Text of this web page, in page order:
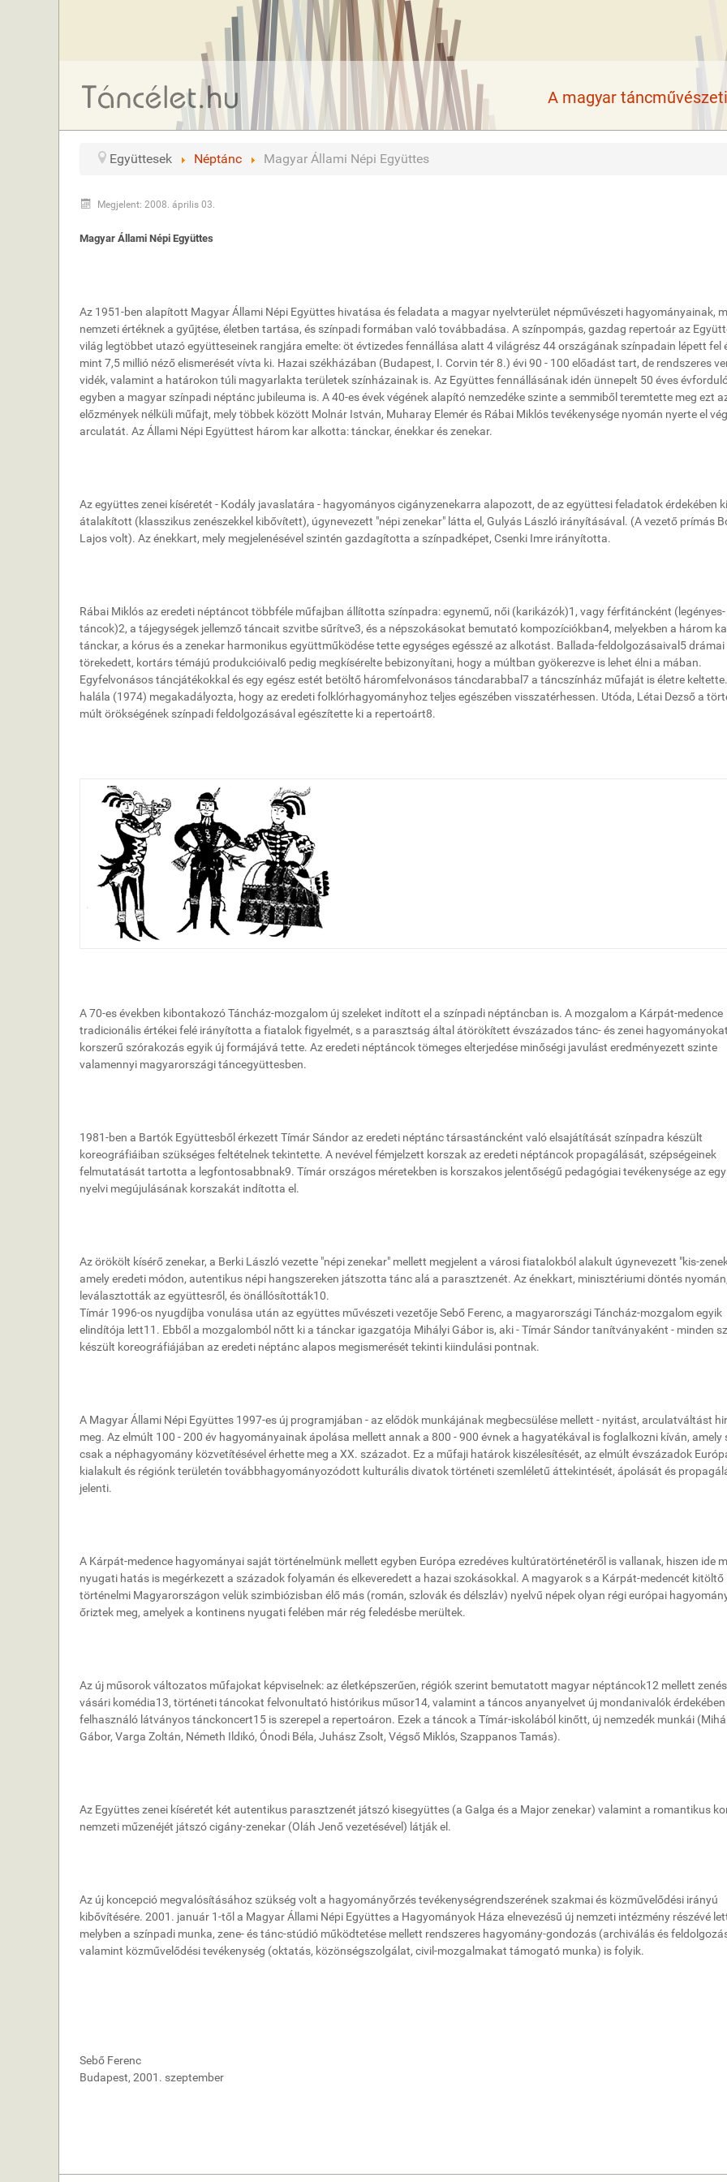
A magyar
Együttesek Néptánc Magyar Állami Népi Együttes
Megjelent: 2008. április 03.
Magyar Állami Népi Együttes
Az 1951-ben alapított Magyar Állami Népi Együttes hivatása és feladata a magyar nyelvterület népművészeti hagyományainak,
nemzeti értéknek a gyűjtése, életben tartása, és színpadi formában való továbbadása. A színpompás, gazdag repertoár az
világ legtöbbet utazó együtteseinek rangjára emelte: öt évtizedes fennállása alatt 4 világrész 44 országának színpadain lépett fel
mint 7,5 millió néző elismerését vívta ki. Hazai székházában (Budapest, I. Corvin tér 8.) évi 90 - 100 előadást tart, de rendszeres
vidék, valamint a határokon túli magyarlakta területek színházainak is. Az Együttes fennállásának idén ünnepelt 50 éves
egyben a magyar színpadi néptánc jubileuma is. A 40-es évek végének alapító nemzedéke szinte a semmiből teremtette meg ezt
előzmények nélküli műfajt, mely többek között Molnár István, Muharay Elemér és Rábai Miklós tevékenysége nyomán nyerte el
arculatát. Az Állami Népi Együttest három kar alkotta: tánckar, énekkar és zenekar.
Az együttes zenei kíséretét - Kodály javaslatára - hagyományos cigányzenekarra alapozott, de az együttesi feladatok érdekében
átalakított (klasszikus zenészekkel kibővített), úgynevezett "népi zenekar" látta el, Gulyás László irányításával. (A vezető prímás
Lajos volt). Az énekkart, mely megjelenésével szintén gazdagította a színpadképet, Csenki Imre irányította.
Rábai Miklós az eredeti néptáncot többféle műfajban állította színpadra: egynemű, női (karikázók)1, vagy férfitáncként (legényes-
táncok)2, a tájegységek jellemző táncait szvitbe sűrítve3, és a népszokásokat bemutató kompozíciókban4, melyekben a három
tánckar, a kórus és a zenekar harmonikus együttműködése tette egységes egésszé az alkotást. Ballada-feldolgozásaival5
törekedett, kortárs témájú produkcióival6 pedig megkísérelte bebizonyítani, hogy a múltban gyökerezve is lehet élni a mában.
Egyfelvonásos táncjátékokkal és egy egész estét betöltő háromfelvonásos táncdarabbal7 a táncszínház műfaját is életre
halála (1974) megakadályozta, hogy az eredeti folklórhagyományhoz teljes egészében visszatérhessen. Utóda, Létai Dezső a
múlt örökségének színpadi feldolgozásával egészítette ki a repertoárt8.
A 70-es években kibontakozó Táncház-mozgalom új szeleket indított el a színpadi néptáncban is. A mozgalom a Kárpát-medence
tradicionális értékei felé irányította a fiatalok figyelmét, s a parasztság által átörökített évszázados tánc- és zenei
korszerű szórakozás egyik új formájává tette. Az eredeti néptáncok tömeges elterjedése minőségi javulást eredményezett szinte
valamennyi magyarországi táncegyüttesben.
1981-ben a Bartók Együttesből érkezett Tímár Sándor az eredeti néptánc társastáncként való elsajátítását színpadra készült
koreográfiáiban szükséges feltételnek tekintette. A nevével fémjelzett korszak az eredeti néptáncok propagálását, szépségeinek
felmutatását tartotta a legfontosabbnak9. Tímár országos méretekben is korszakos jelentőségű pedagógiai tevékenysége az
nyelvi megújulásának korszakát indította el.
Az örökölt kísérő zenekar, a Berki László vezette "népi zenekar" mellett megjelent a városi fiatalokból alakult úgynevezett "kis-
amely eredeti módon, autentikus népi hangszereken játszotta tánc alá a parasztzenét. Az énekkart, minisztériumi döntés
leválasztották az együttesről, és önállósították10.
Tímár 1996-os nyugdíjba vonulása után az együttes művészeti vezetője Sebő Ferenc, a magyarországi Táncház-mozgalom egyik
elindítója lett11. Ebből a mozgalomból nőtt ki a tánckar igazgatója Mihályi Gábor is, aki - Tímár Sándor tanítványaként - minden
készült koreográfiájában az eredeti néptánc alapos megismerését tekinti kiindulási pontnak.
A Magyar Állami Népi Együttes 1997-es új programjában - az elődök munkájának megbecsülése mellett - nyitást, arculatváltást
meg. Az elmúlt 100 - 200 év hagyományainak ápolása mellett annak a 800 - 900 évnek a hagyatékával is foglalkozni kíván, amely
csak a néphagyomány közvetítésével érhette meg a XX. századot. Ez a műfaji határok kiszélesítését, az elmúlt évszázadok
kialakult és régiónk területén továbbhagyományozódott kulturális divatok történeti szemléletű áttekintését, ápolását és
jelenti.
A Kárpát-medence hagyományai saját történelmünk mellett egyben Európa ezredéves kultúratörténetéről is vallanak, hiszen ide
nyugati hatás is megérkezett a századok folyamán és elkeveredett a hazai szokásokkal. A magyarok s a Kárpát-medencét kitöltő
történelmi Magyarországon velük szimbiózisban élő más (román, szlovák és délszláv) nyelvű népek olyan régi európai
őriztek meg, amelyek a kontinens nyugati felében már rég feledésbe merültek.
Az új műsorok változatos műfajokat képviselnek: az életképszerűen, régiók szerint bemutatott magyar néptáncok12 mellett
vásári komédia13, történeti táncokat felvonultató histórikus műsor14, valamint a táncos anyanyelvet új mondanivalók érdekében
felhasználó látványos tánckoncert15 is szerepel a repertoáron. Ezek a táncok a Tímár-iskolából kinőtt, új nemzedék munkái
Gábor, Varga Zoltán, Németh Ildikó, Ónodi Béla, Juhász Zsolt, Végső Miklós, Szappanos Tamás).
Az Együttes zenei kíséretét két autentikus parasztzenét játszó kisegyüttes (a Galga és a Major zenekar) valamint a romantikus
nemzeti műzenéjét játszó cigány-zenekar (Oláh Jenő vezetésével) látják el.
Az új koncepció megvalósításához szükség volt a hagyományőrzés tevékenységrendszerének szakmai és közművelődési irányú
kibővítésére. 2001. január 1-től a Magyar Állami Népi Együttes a Hagyományok Háza elnevezésű új nemzeti intézmény részévé
melyben a színpadi munka, zene- és tánc-stúdió működtetése mellett rendszeres hagyomány-gondozás (archiválás és
valamint közművelődési tevékenység (oktatás, közönségszolgálat, civil-mozgalmakat támogató munka) is folyik.
Sebő Ferenc
Budapest, 2001. szeptember